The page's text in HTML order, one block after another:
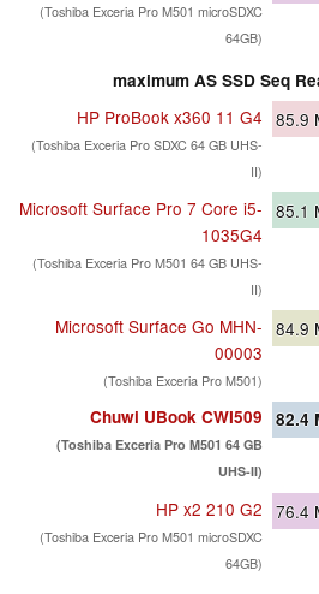
(Toshiba Exceria Pro M501 microSDXC
64GB)
maximum AS SSD Seq
HP ProBook x360 11 G4
(Toshiba Exceria Pro SDXC 64 GB UHS-
II)
85.9
Microsoft Surface Pro 7 Core i5-
1035G4
(Toshiba Exceria Pro M501 64 GB UHS-
II)
85.1
Microsoft Surface Go MHN-
00003
(Toshiba Exceria Pro M501)
84.9
Chuwi UBook CWI509
(Toshiba Exceria Pro M501 64 GB
UHS-II)
82.4
HP x2 210 G2
(Toshiba Exceria Pro M501 microSDXC
64GB)
76.4